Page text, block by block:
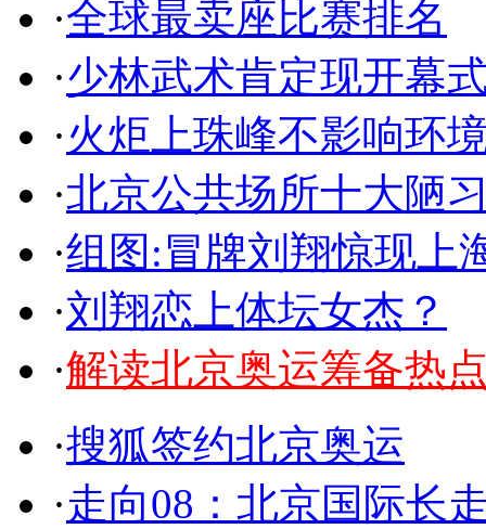
·全球最卖座比赛排名
·少林武术肯定现开幕
·火炬上珠峰不影响环
·北京公共场所十大陋
·组图:冒牌刘翔惊现上
·刘翔恋上体坛女杰？
·解读北京奥运筹备热
·搜狐签约北京奥运
·走向08：北京国际长